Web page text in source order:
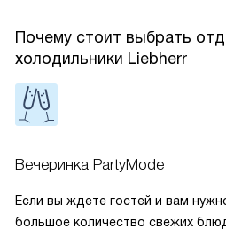
Почему стоит выбрать
холодильники Liebherr
Вечеринка PartyMode
Если вы ждете гостей и вам
большое количество свежих